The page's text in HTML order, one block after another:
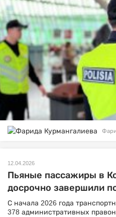
12.04.2026
Пьяные пассажиры в
досрочно завершили
С начала 2026 года
378 административных